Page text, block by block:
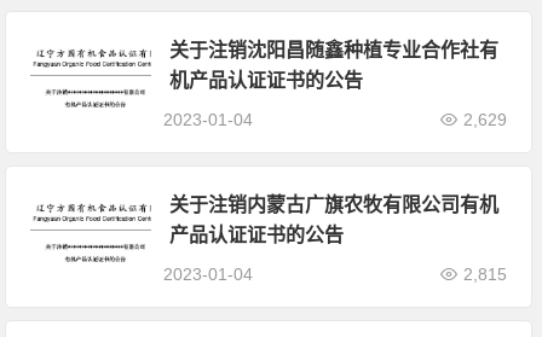
关于注销沈阳昌随鑫种植专业合作社有
机产品认证证书的公告
2023-01-04 2,629
关于注销内蒙古广旗农牧有限公司有机
产品认证证书的公告
2023-01-04 2,815